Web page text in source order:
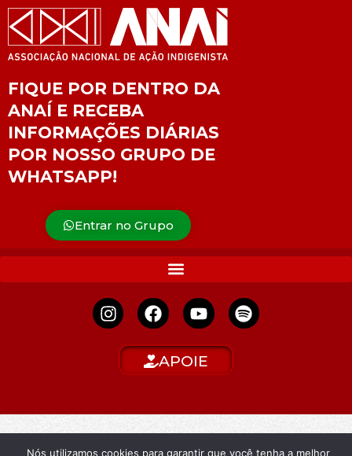
FIQUE POR DENTRO DA
ANAÍ E RECEBA
INFORMAÇÕES DIÁRIAS
POR NOSSO GRUPO DE
WHATSAPP!
Entrar no Grupo
APOIE
Nós utilizamos cookies para garantir que você tenha a melhor